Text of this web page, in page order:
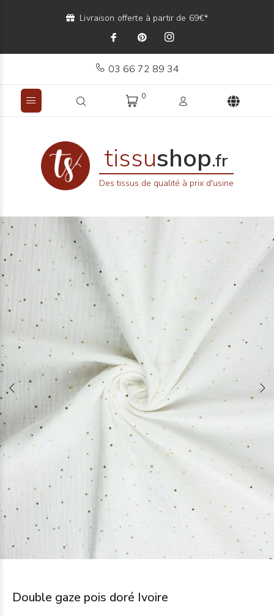
Livraison offerte à partir de 69€*
03 66 72 89 34
0
tissushop.fr
Des tissus de qualité à prix d'usine
Double gaze pois doré Ivoire